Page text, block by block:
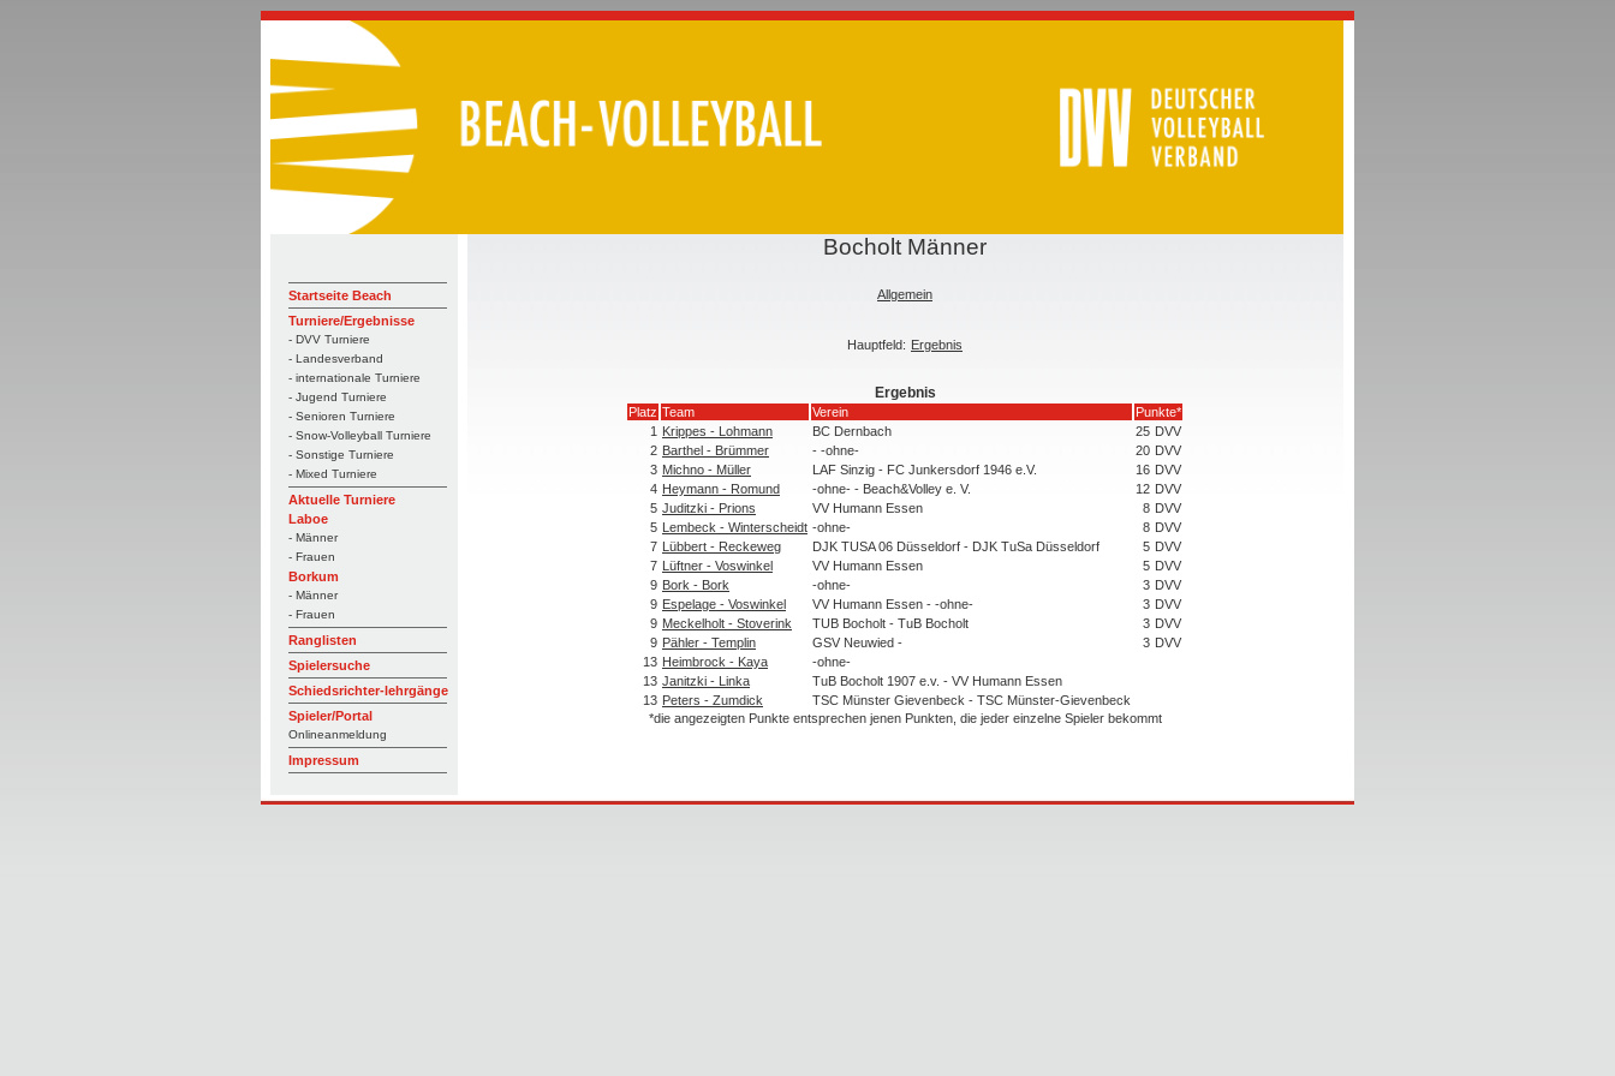
Startseite Beach
Turniere/Ergebnisse
- DVV Turniere
- Landesverband
- internationale Turniere
- Jugend Turniere
- Senioren Turniere
- Snow-Volleyball Turniere
- Sonstige Turniere
- Mixed Turniere
Aktuelle Turniere
Laboe
- Männer
- Frauen
Borkum
- Männer
- Frauen
Ranglisten
Spielersuche
Schiedsrichter-lehrgänge
Spieler/Portal
Onlineanmeldung
Impressum
Bocholt Männer
Allgemein
Hauptfeld: Ergebnis
Ergebnis
Platz Team Verein
Punkte*
1 Krippes - Lohmann BC Dernbach 25 DVV
2 Barthel - Brümmer - -ohne- 20 DVV
3 Michno - Müller LAF Sinzig - FC Junkersdorf 1946 e.V. 16 DVV
4 Heymann - Romund -ohne- - Beach&Volley e. V. 12 DVV
5 Juditzki - Prions VV Humann Essen 8 DVV
5 Lembeck - Winterscheidt -ohne- 8 DVV
7 Lübbert - Reckeweg DJK TUSA 06 Düsseldorf - DJK TuSa Düsseldorf 5 DVV
7 Lüftner - Voswinkel VV Humann Essen 5 DVV
9 Bork - Bork -ohne- 3 DVV
9 Espelage - Voswinkel VV Humann Essen - -ohne- 3 DVV
9 Meckelholt - Stoverink TUB Bocholt - TuB Bocholt 3 DVV
9 Pähler - Templin GSV Neuwied - 3 DVV
13 Heimbrock - Kaya
-ohne-
13 Janitzki - Linka
TuB Bocholt 1907 e.v. - VV Humann Essen
13 Peters - Zumdick
TSC Münster Gievenbeck - TSC Münster-Gievenbeck
*die angezeigten Punkte entsprechen jenen Punkten, die jeder einzelne Spieler bekommt